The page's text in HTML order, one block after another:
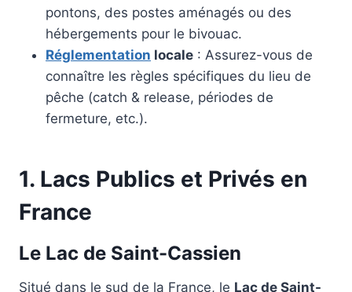
pontons, des postes aménagés ou des
hébergements pour le bivouac.
Réglementation locale : Assurez-vous de
connaître les règles spécifiques du lieu de
pêche (catch & release, périodes de
fermeture, etc.).
1. Lacs Publics et Privés en
France
Le Lac de Saint-Cassien
Situé dans le sud de la France, le Lac de Saint-